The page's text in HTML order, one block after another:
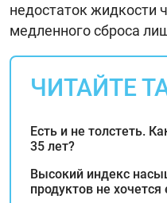
недостаток жидкости
медленного сброса
ЧИТАЙТЕ
Есть и не толстеть.
35 лет?
Высокий индекс
продуктов не хочется